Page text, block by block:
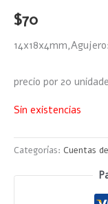
$70
precio por 20
Sin existencias
Categorías: Cuentas